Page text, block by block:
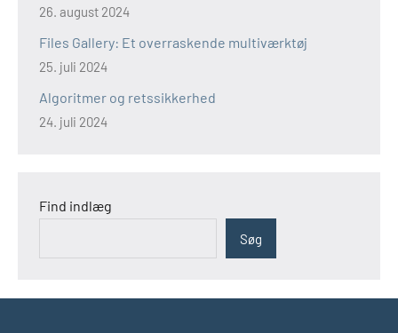
26. august 2024
Files Gallery: Et overraskende multiværktøj
25. juli 2024
Algoritmer og retssikkerhed
24. juli 2024
Find indlæg
Søg